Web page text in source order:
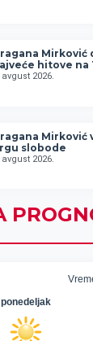
Mirković
hitove na
avgust 2026.
Mirković
slobode
avgust 2026.